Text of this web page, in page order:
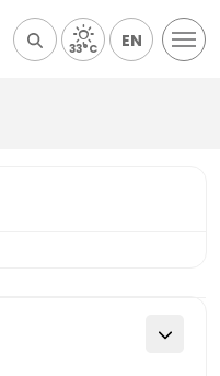
33°C EN